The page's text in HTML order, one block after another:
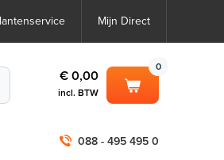
Mijn Direct
0
€ 0,00
incl. BTW
088 - 495 495 0